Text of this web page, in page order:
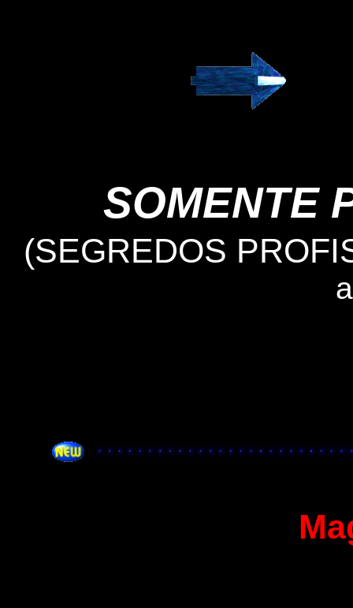
SOMENTE
(SEGREDOS